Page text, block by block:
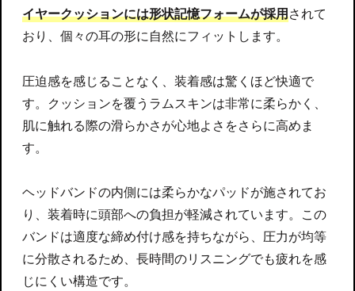
イヤークッションには形状記憶フォームが採用されて
おり、個々の耳の形に自然にフィットします。
圧迫感を感じることなく、装着感は驚くほど快適で
す。クッションを覆うラムスキンは非常に柔らかく、
肌に触れる際の滑らかさが心地よさをさらに高めま
す。
ヘッドバンドの内側には柔らかなパッドが施されてお
り、装着時に頭部への負担が軽減されています。この
バンドは適度な締め付け感を持ちながら、圧力が均等
に分散されるため、長時間のリスニングでも疲れを感
じにくい構造です。